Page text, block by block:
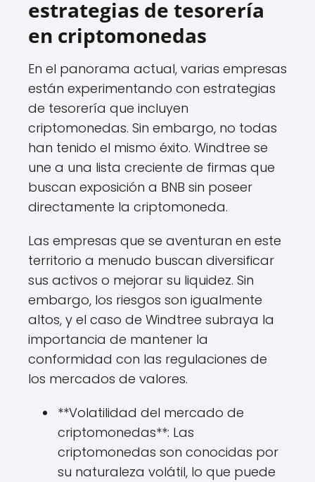
estrategias de tesorería
en criptomonedas
En el panorama actual, varias empresas
están experimentando con estrategias
de tesorería que incluyen
criptomonedas. Sin embargo, no todas
han tenido el mismo éxito. Windtree se
une a una lista creciente de firmas que
buscan exposición a BNB sin poseer
directamente la criptomoneda.
Las empresas que se aventuran en este
territorio a menudo buscan diversificar
sus activos o mejorar su liquidez. Sin
embargo, los riesgos son igualmente
altos, y el caso de Windtree subraya la
importancia de mantener la
conformidad con las regulaciones de
los mercados de valores.
**Volatilidad del mercado de
criptomonedas**: Las
criptomonedas son conocidas por
su naturaleza volátil, lo que puede